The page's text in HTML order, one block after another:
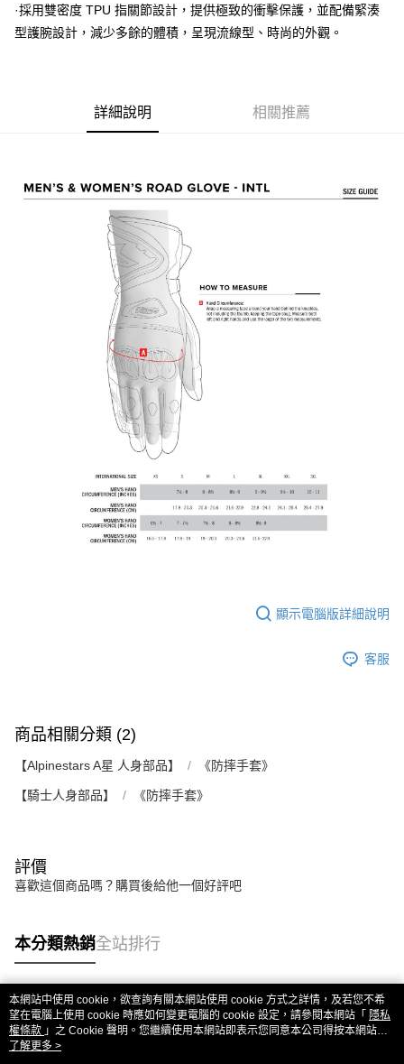
權轉讓予恩沛科技股份有限公司。
２．關於個人資料處理事宜，請瀏覽以下網址：
https://aftee.tw/terms/#terms3
４．使用「AFTEE先享後付」時，將依據個別帳號之用戶狀況，依本公司即
時審查核予不同之上限額度；若仍有額度不足之情形，本公司將視審查結果
·採用雙密度 TPU 指關節設計，提供極致的衝擊保護，並配備緊湊
型護腕設計，減少多餘的體積，呈現流線型、時尚的外觀。
詳細說明 相關推薦
顯示電腦版詳細說明
客服
商品相關分類 (2)
【Alpinestars A星 人身部品】 《防摔手套》
【騎士人身部品】 《防摔手套》
評價
喜歡這個商品嗎？購買後給他一個好評吧
本分類熱銷全站排行
熱門標籤
本網站中使用 cookie，欲查詢有關本網站使用 cookie 方式之詳情，及若您不希
望在電腦上使用 cookie 時應如何變更電腦的 cookie 設定，請參閱本網站「 隱私
權條款 」之 Cookie 聲明。您繼續使用本網站即表示您同意本公司得按本網站使
用條款之 Cookie 聲明使用 cookie。
了解更多 >